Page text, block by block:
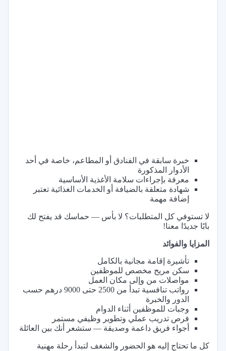
خبرة سابقة في الفنادق أو المطاعم، خاصة في أحد
الأدوار المذكورة
معرفة بإجراءات سلامة الأغذية الأساسية
شهادة متعلقة بالضيافة أو الخدمات الغذائية تعتبر
إضافة مهمة
لا تستوفي كل المتطلبات؟ لا بأس — حماسك قد يفتح لك
بابًا جديدًا معنا!
المزايا والفوائد
تأشيرة إقامة مجانية بالكامل
سكن مريح مخصص للموظفين
مواصلات من وإلى مكان العمل
رواتب تنافسية تبدأ من 2500 حتى 9000 درهم حسب
الدور والخبرة
وجبات للموظفين أثناء الدوام
فرص تدريب عملي وتطوير وظيفي مستمر
أجواء فريق داعمة وصديقة — ستشعر أنك بين العائلة
كل ما تحتاج إليه هو الحضور والشغف لتبدأ رحلة مهنية